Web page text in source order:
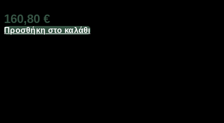
160,80 €
Προσθήκη στο καλάθι